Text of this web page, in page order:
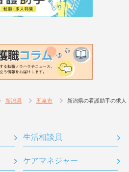
新潟県 五泉市 新潟県の看護助手の求人
生活相談員
ケアマネジャー